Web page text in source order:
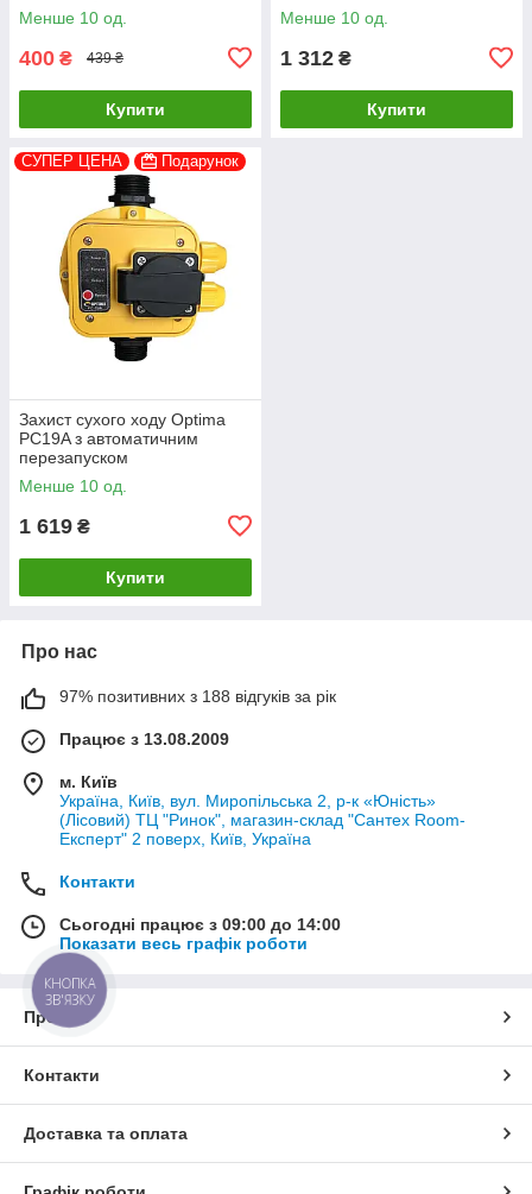
Менше 10 од.
400 ₴ 439 ₴
Купити
Менше 10 од.
1 312 ₴
Купити
СУПЕР ЦЕНА Подарунок
Захист сухого ходу Optima
PC19A з автоматичним
перезапуском
Менше 10 од.
1 619 ₴
Купити
Про нас
97% позитивних з 188 відгуків за рік
Працює з 13.08.2009
м. Київ
Україна, Київ, вул. Миропільська 2, р-к «Юність»
(Лісовий) ТЦ "Ринок", магазин-склад "Сантех Room-
Експерт" 2 поверх, Київ, Україна
Контакти
Сьогодні працює з 09:00 до 14:00
Показати весь графік роботи
Про нас
Контакти
Доставка та оплата
КНОПКА
ЗВ'ЯЗКУ